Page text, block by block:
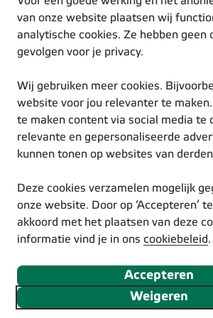
Duurzame inspiratie
© Eneco 2025
Voorwaarden
Privacystatement
Disclaimer
Responsible Disclosure
Toegankelijkheidsverklaring
Volg ons via social media
van onze website plaatsen wij
analytische cookies. Ze hebben geen
gevolgen voor je privacy.
Wij gebruiken meer cookies.
website voor jou relevanter te
te maken content via social media te
relevante en gepersonaliseerde
kunnen tonen op websites van
Deze cookies verzamelen mogelijk
onze website. Door op ‘Accepteren’
akkoord met het plaatsen van deze
informatie vind je in ons cookiebeleid.
Accepteren
Weigeren